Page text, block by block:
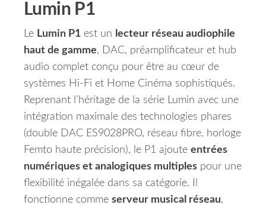
Lumin P1
Le Lumin P1 est un lecteur réseau audiophile
haut de gamme, DAC, préamplificateur et hub
audio complet conçu pour être au cœur de
systèmes Hi-Fi et Home Cinéma sophistiqués.
Reprenant l’héritage de la série Lumin avec une
intégration maximale des technologies phares
(double DAC ES9028PRO, réseau fibre, horloge
Femto haute précision), le P1 ajoute entrées
numériques et analogiques multiples pour une
flexibilité inégalée dans sa catégorie. Il
fonctionne comme serveur musical réseau,